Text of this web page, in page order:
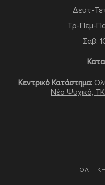
Δευτ-
Τρ-Πεμ-
Σαβ:
Κεντρικό Κατάστημα:
Νέο Ψυχικό,